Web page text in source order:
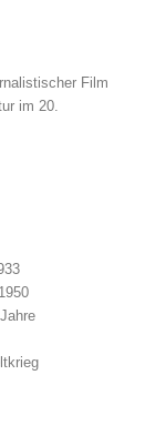
Film
im 20.